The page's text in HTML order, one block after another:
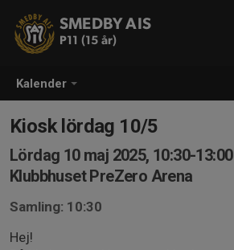
Kalender
SMEDBY AIS
P11 (15 år)
Kiosk lördag 10/5
Lördag 10 maj 2025, 10:30-13:00
Klubbhuset PreZero Arena
Samling: 10:30
Hej!